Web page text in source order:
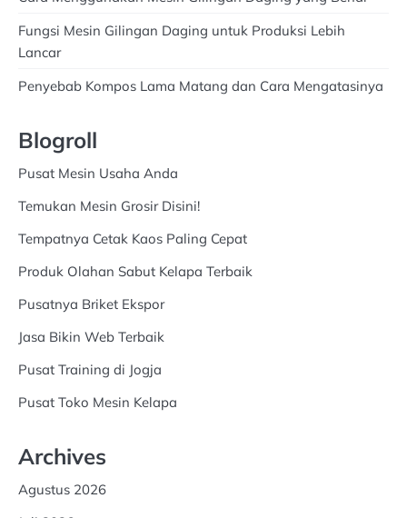
Fungsi Mesin Gilingan Daging untuk Produksi Lebih
Lancar
Penyebab Kompos Lama Matang dan Cara Mengatasinya
Blogroll
Pusat Mesin Usaha Anda
Temukan Mesin Grosir Disini!
Tempatnya Cetak Kaos Paling Cepat
Produk Olahan Sabut Kelapa Terbaik
Pusatnya Briket Ekspor
Jasa Bikin Web Terbaik
Pusat Training di Jogja
Pusat Toko Mesin Kelapa
Archives
Agustus 2026